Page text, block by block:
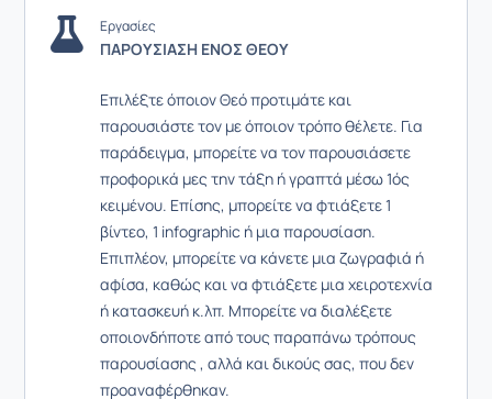
Εργασίες
ΠΑΡΟΥΣΙΑΣΗ ΕΝΟΣ ΘΕΟΥ
Επιλέξτε όποιον Θεό προτιμάτε και
παρουσιάστε τον με όποιον τρόπο θέλετε. Για
παράδειγμα, μπορείτε να τον παρουσιάσετε
προφορικά μες την τάξη ή γραπτά μέσω 1ός
κειμένου. Επίσης, μπορείτε να φτιάξετε 1
βίντεο, 1 infographic ή μια παρουσίαση.
Επιπλέον, μπορείτε να κάνετε μια ζωγραφιά ή
αφίσα, καθώς και να φτιάξετε μια χειροτεχνία
ή κατασκευή κ.λπ. Μπορείτε να διαλέξετε
οποιονδήποτε από τους παραπάνω τρόπους
παρουσίασης , αλλά και δικούς σας, που δεν
προαναφέρθηκαν.